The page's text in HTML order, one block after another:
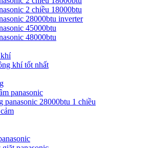
2 chiều 18000btu
28000btu inverter
45000btu
48000btu
khí tốt nhất
panasonic
panasonic 28000btu 1 chiều